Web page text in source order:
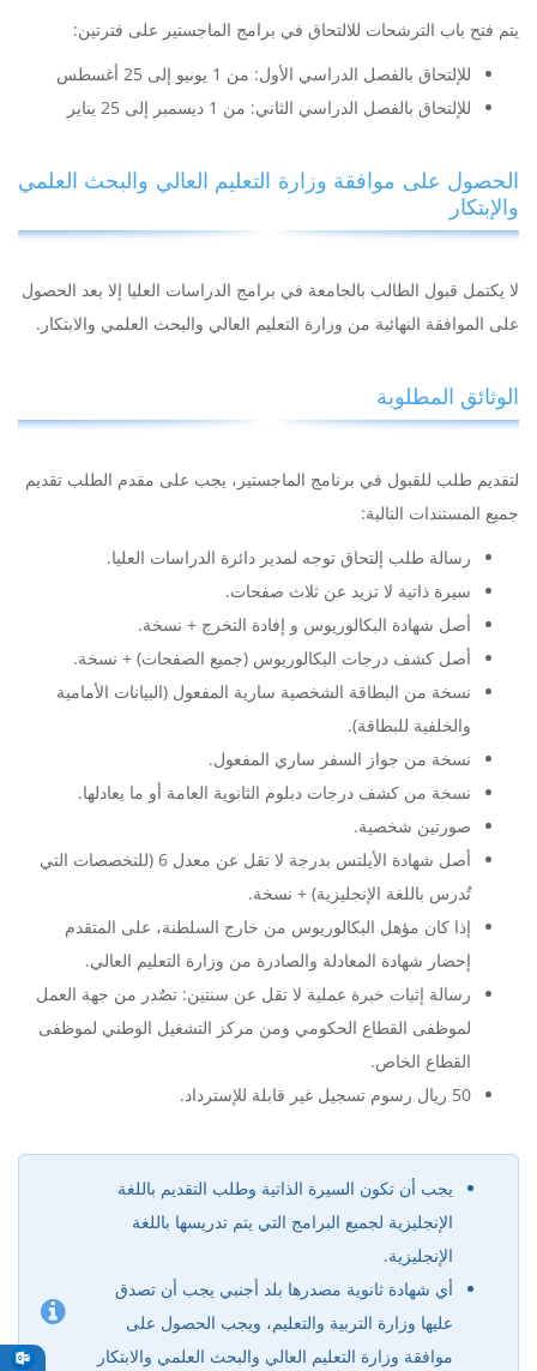
يتم فتح باب الترشحات للالتحاق في برامج الماجستير على فترتين:
للإلتحاق بالفصل الدراسي الأول: من 1 يونيو إلى 25 أغسطس
للإلتحاق بالفصل الدراسي الثاني: من 1 ديسمبر إلى 25 يناير
الحصول على موافقة وزارة التعليم العالي والبحث العلمي
والإبتكار
لا يكتمل قبول الطالب بالجامعة في برامج الدراسات العليا إلا بعد الحصول
على الموافقة النهائية من وزارة التعليم العالي والبحث العلمي والابتكار.
الوثائق المطلوبة
لتقديم طلب للقبول في برنامج الماجستير، يجب على مقدم الطلب تقديم
جميع المستندات التالية:
رسالة طلب إلتحاق توجه لمدير دائرة الدراسات العليا.
سيرة ذاتية لا تزيد عن ثلاث صفحات.
أصل شهادة البكالوريوس و إفادة التخرج + نسخة.
أصل كشف درجات البكالوريوس (جميع الصفحات) + نسخة.
نسخة من البطاقة الشخصية سارية المفعول (البيانات الأمامية
والخلفية للبطاقة).
نسخة من جواز السفر ساري المفعول.
نسخة من كشف درجات دبلوم الثانوية العامة أو ما يعادلها.
صورتين شخصية.
أصل شهادة الأيلتس بدرجة لا تقل عن معدل 6 (للتخصصات التي
تٌدرس باللغة الإنجليزية) + نسخة.
إذا كان مؤهل البكالوريوس من خارج السلطنة، على المتقدم
إحضار شهادة المعادلة والصادرة من وزارة التعليم العالي.
رسالة إثبات خبرة عملية لا تقل عن سنتين: تصٌدر من جهة العمل
لموظفى القطاع الحكومي ومن مركز التشغيل الوطني لموظفى
القطاع الخاص.
50 ريال رسوم تسجيل غير قابلة للإسترداد.
يجب أن تكون السيرة الذاتية وطلب التقديم باللغة
الإنجليزية لجميع البرامج التي يتم تدريسها باللغة
الإنجليزية.
أي شهادة ثانوية مصدرها بلد أجنبي يجب أن تصدق
عليها وزارة التربية والتعليم، ويجب الحصول على
موافقة وزارة التعليم العالي والبحث العلمي والابتكار